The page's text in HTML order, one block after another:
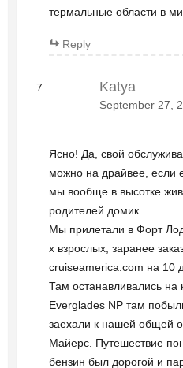
термальные области в
Reply
Katya
September 27,
Ясно! Да, свой
можно на драйвее, если
мы вообще в высотке
родителей домик.
Мы прилетали в Форт
х взрослых, заранее
cruiseamerica.com на 10
Там останавливались на
Everglades NP там
заехали к нашей общей
Майерс. Путешествие
бензин был дорогой и